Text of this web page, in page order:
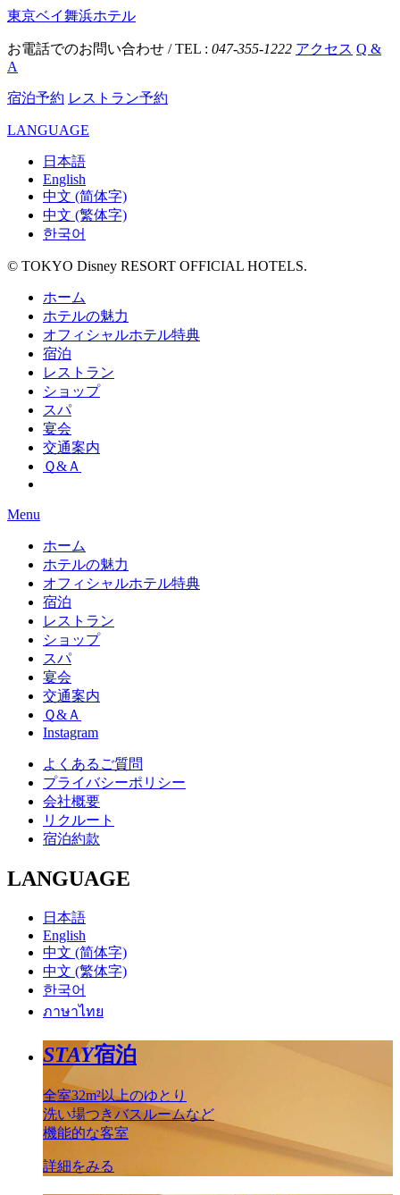
東京ベイ舞浜ホテル
お電話でのお問い合わせ / TEL : 047-355-1222 アクセス Q &
A
宿泊予約 レストラン予約
LANGUAGE
日本語
English
中文 (简体字)
中文 (繁体字)
한국어
© TOKYO Disney RESORT OFFICIAL HOTELS.
ホーム
ホテルの魅力
オフィシャルホテル特典
宿泊
レストラン
ショップ
スパ
宴会
交通案内
Ｑ&Ａ
Menu
ホーム
ホテルの魅力
オフィシャルホテル特典
宿泊
レストラン
ショップ
スパ
宴会
交通案内
Ｑ&Ａ
Instagram
よくあるご質問
プライバシーポリシー
会社概要
リクルート
宿泊約款
LANGUAGE
日本語
English
中文 (简体字)
中文 (繁体字)
한국어
ภาษาไทย
STAY宿泊
全室32m²以上のゆとり
洗い場つきバスルームなど
機能的な客室
詳細をみる